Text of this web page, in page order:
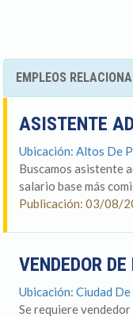
EMPLEOS
ASISTENTE
Ubicación: Altos De
Buscamos asistente
salario base más
Publicación: 03/08/
VENDEDOR
Ubicación: Ciudad
Se requiere